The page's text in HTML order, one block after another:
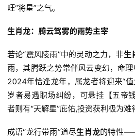
旺“将星”之气。
生肖龙：腾云驾雾的雨势主宰
若论“震风陵雨”中的灵动之力，非生
雨，其腾跃之势常伴风云变幻，命理
2024年恰逢龙年，属龙者将迎来“
岁者易遇职场纠纷，可悬挂【五帝
者则有“天解星”庇佑,投资获利极为难
成语“龙行带雨”道尽生肖龙的特性